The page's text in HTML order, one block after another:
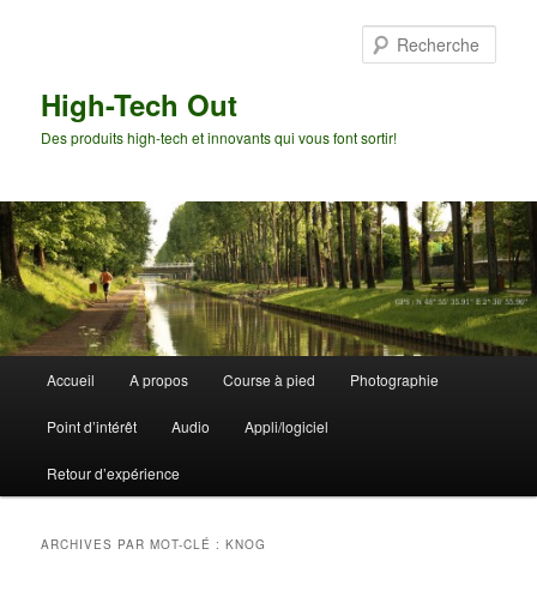
High-Tech Out
Des produits high-tech et innovants qui vous font sortir!
principal
Accueil A propos Course à pied Photographie
Point d’intérêt Audio Appli/logiciel
Retour d’expérience
ARCHIVES PAR MOT-CLÉ :KNOG